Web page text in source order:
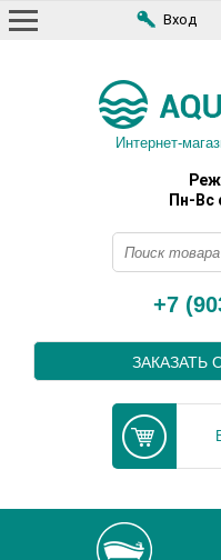
Вход
Интернет-
Пн-Вс
+7
ЗАКАЗАТЬ